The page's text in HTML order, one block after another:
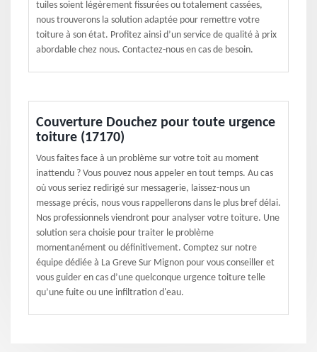
tuiles soient légèrement fissurées ou totalement cassées,
nous trouverons la solution adaptée pour remettre votre
toiture à son état. Profitez ainsi d’un service de qualité à prix
abordable chez nous. Contactez-nous en cas de besoin.
Couverture Douchez pour toute urgence
toiture (17170)
Vous faites face à un problème sur votre toit au moment
inattendu ? Vous pouvez nous appeler en tout temps. Au cas
où vous seriez redirigé sur messagerie, laissez-nous un
message précis, nous vous rappellerons dans le plus bref délai.
Nos professionnels viendront pour analyser votre toiture. Une
solution sera choisie pour traiter le problème
momentanément ou définitivement. Comptez sur notre
équipe dédiée à La Greve Sur Mignon pour vous conseiller et
vous guider en cas d’une quelconque urgence toiture telle
qu’une fuite ou une infiltration d'eau.